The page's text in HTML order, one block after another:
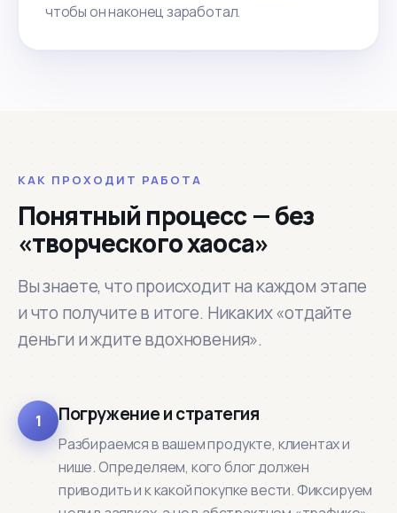
чтобы он наконец заработал.
КАК ПРОХОДИТ РАБОТА
Понятный процесс — без
«творческого хаоса»
Вы знаете, что происходит на каждом этапе
и что получите в итоге. Никаких «отдайте
деньги и ждите вдохновения».
1 Погружение и стратегия
Разбираемся в вашем продукте, клиентах и
нише. Определяем, кого блог должен
приводить и к какой покупке вести. Фиксируем